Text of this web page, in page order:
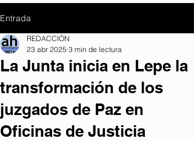
Entrada
La Junta inicia en Lepe la
transformación de los
juzgados de Paz en
Oficinas de Justicia
REDACCIÓN
23 abr 2025 3 min de lectura